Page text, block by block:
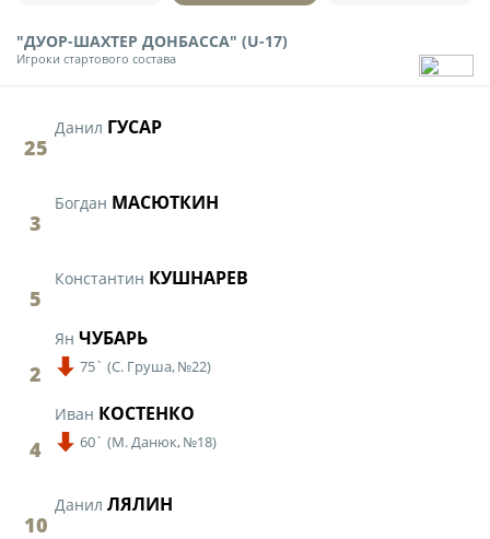
Новости
Кубок Объединенного Чемпионата по
Календарь и результаты матчей
Статистика
Игроки
Новости
Юрист
Бухгалтерия
Пресс-служба
Контрольно-дисциплинарный комитет
Документы
Учредительные документы
"ДУОР-ШАХТЕР ДОНБАССА" (U-17)
Игроки стартового состава
25
Данил ГУСАР
3
Богдан МАСЮТКИН
5
Константин КУШНАРЕВ
2
Ян ЧУБАРЬ
75` (С. Груша, №22)
4
Иван КОСТЕНКО
60` (М. Данюк, №18)
10
Данил ЛЯЛИН